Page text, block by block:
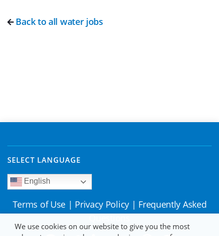
Back to all water jobs
SELECT LANGUAGE
English
Terms of Use | Privacy Policy | Frequently Asked
We use cookies on our website to give you the most